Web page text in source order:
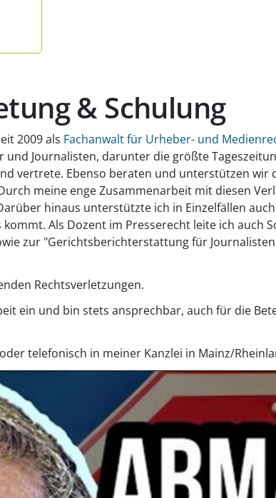
& Schulung
2009 als Fachanwalt für Urheber- und
Journalisten, darunter die größte
vertrete. Ebenso beraten und unterstützen
meine enge Zusammenarbeit mit diesen
hinaus unterstützte ich in Einzelfällen
Als Dozent im Presserecht leite ich auch
zur "Gerichtsberichterstattung für
Rechtsverletzungen.
ein und bin stets ansprechbar, auch für die
telefonisch in meiner Kanzlei in Mainz/